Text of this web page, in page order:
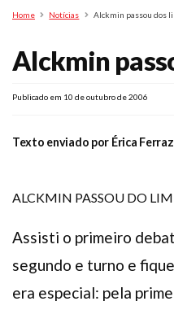
Pesquisa
Home Notícias Alckmin passou dos
Alckmin
Publicado em 10 de outubro de 2006
Texto enviado por Érica Ferraz
ALCKMIN PASSOU DO
Assisti o primeiro
segundo e turno e
era especial: pela
Diretoria
O Sindicato
Agenda
Casa do Alto
Gympass Wellhub
Plano de Saúde
Assistência Funeral
Pós-graduação